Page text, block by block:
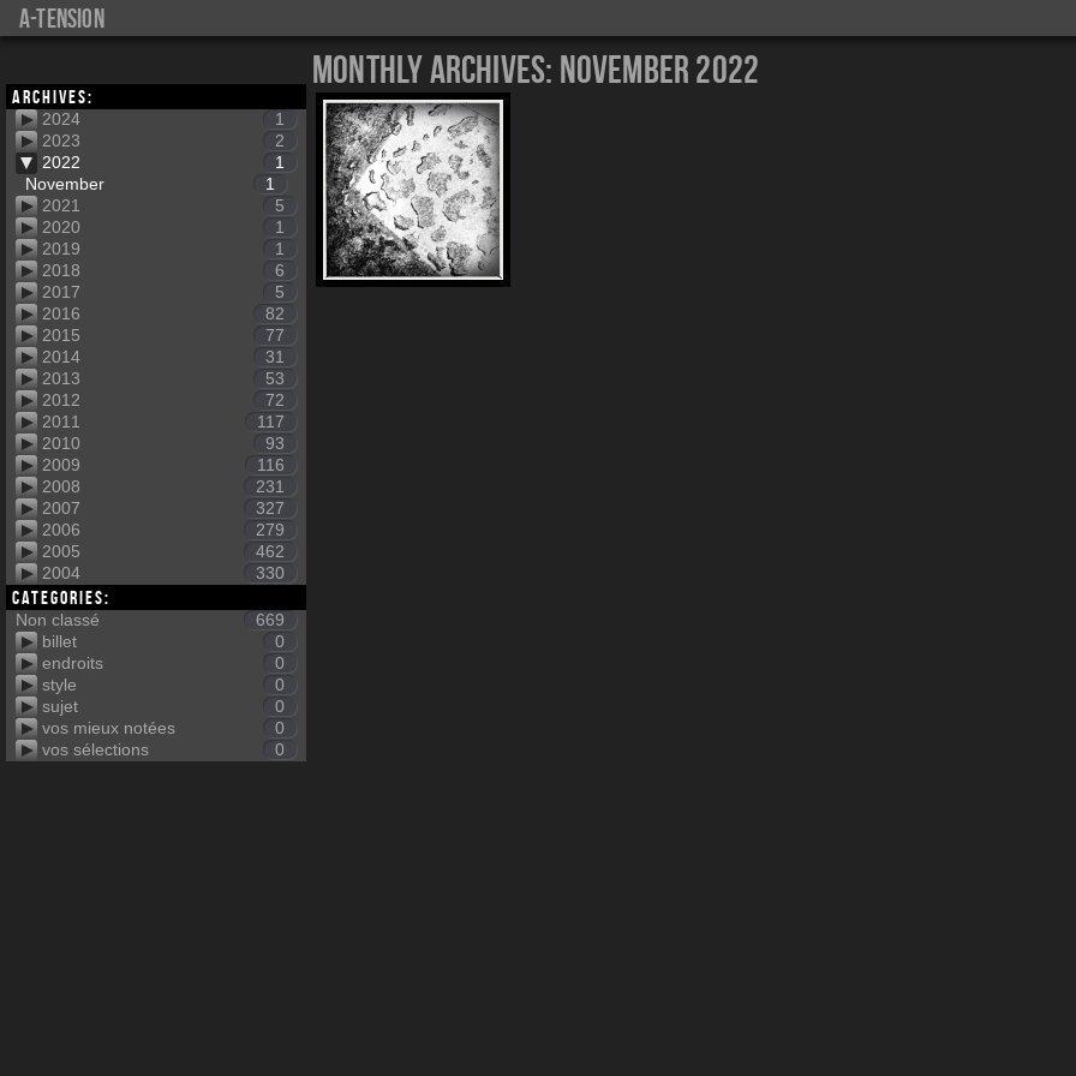
a-tension
Archives:
2024
1
2023
2
2022
1
November
1
2021
5
2020
1
2019
1
2018
6
2017
5
2016
82
2015
77
2014
31
2013
53
2012
72
2011
117
2010
93
2009
116
2008
231
2007
327
2006
279
2005
462
2004
330
Categories:
Non classé
669
billet
0
endroits
0
style
0
sujet
0
vos mieux notées
0
vos sélections
0
Monthly Archives: November 2022